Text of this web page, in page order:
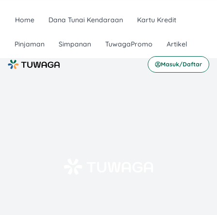
Home Dana Tunai Kendaraan Kartu Kredit
Pinjaman Simpanan TuwagaPromo Artikel
Masuk/Daftar